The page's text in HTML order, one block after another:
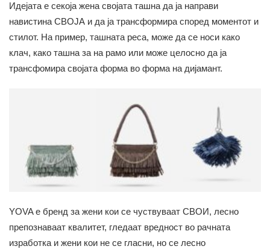
Идејата е секоја жена својата ташна да ја направи
навистина СВОЈА и да ја трансформира според моментот и
стилот. На пример, ташната реса, може да се носи како
клач, како ташна за на рамо или може целосно да ја
трансфомира својата форма во форма на дијамант.
YOVA е бренд за жени кои се чуствуваат СВОИ, лесно
препознаваат квалитет, гледаат вредност во рачната
изработка и жени кои не се гласни, но се лесно